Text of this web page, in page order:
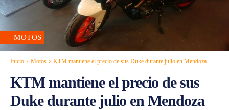
MOTOS
Inicio Motos KTM mantiene el precio de sus Duke durante julio en Mendoza
KTM mantiene el precio de sus
Duke durante julio en Mendoza